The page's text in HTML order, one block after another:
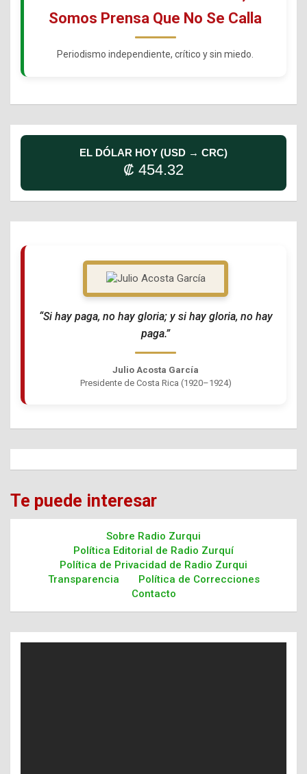
Somos Prensa Que No Se Calla
Periodismo independiente, crítico y sin miedo.
EL DÓLAR HOY (USD → CRC)
₡ 454.32
“Si hay paga, no hay gloria; y si hay gloria, no hay
paga.”
Julio Acosta García
Presidente de Costa Rica (1920–1924)
Te puede interesar
Sobre Radio Zurqui
Política Editorial de Radio Zurquí
Política de Privacidad de Radio Zurqui
Transparencia
Política de Correcciones
Contacto